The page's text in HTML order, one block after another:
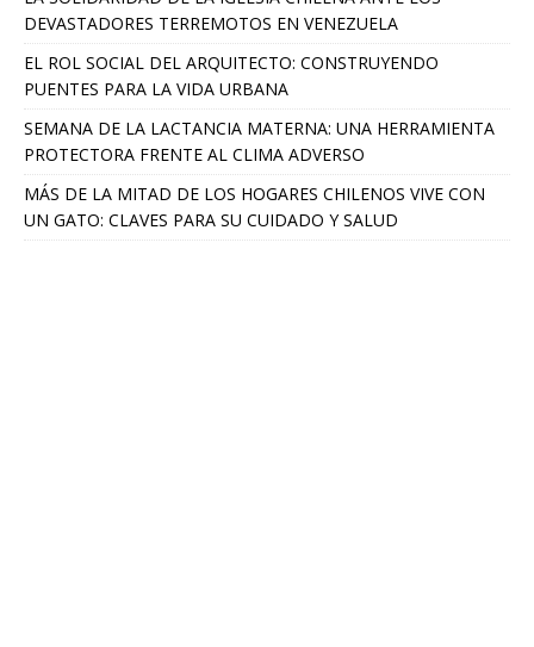
DEVASTADORES TERREMOTOS EN VENEZUELA
EL ROL SOCIAL DEL ARQUITECTO: CONSTRUYENDO
PUENTES PARA LA VIDA URBANA
SEMANA DE LA LACTANCIA MATERNA: UNA HERRAMIENTA
PROTECTORA FRENTE AL CLIMA ADVERSO
MÁS DE LA MITAD DE LOS HOGARES CHILENOS VIVE CON
UN GATO: CLAVES PARA SU CUIDADO Y SALUD